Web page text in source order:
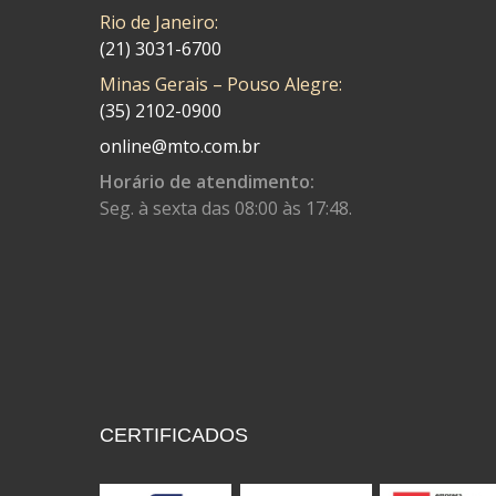
COMETA
CONTROL FLEX (92)
CPL IMPORT
DANIDREA (160)
DIVERSOS
Rio de Janeiro:
(21) 3031-6700
Minas Gerais – Pouso Alegre:
(35) 2102-0900
online@mto.com.br
Horário de atendimento:
Seg. à sexta das 08:00 às 17:48.
CERTIFICADOS